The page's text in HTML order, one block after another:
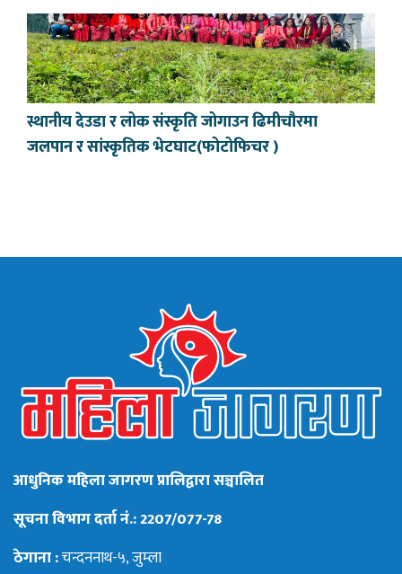
स्थानीय देउडा र लोक संस्कृति जोगाउन ढिमीचौरमा
जलपान र सांस्कृतिक भेटघाट(फोटोफिचर )
आधुनिक महिला जागरण प्रालिद्वारा सञ्चालित
सूचना विभाग दर्ता नं.: 2207/077-78
ठेगाना :चन्दननाथ-५, जुम्ला